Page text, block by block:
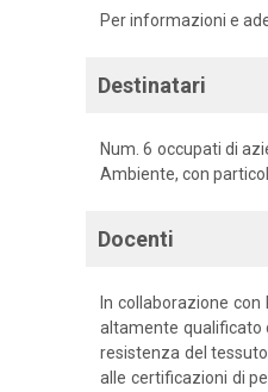
Per informazioni e
Destinatari
Num. 6 occupati di
Ambiente, con
Docenti
In collaborazione
altamente qualificato
resistenza del
alle certificazioni di